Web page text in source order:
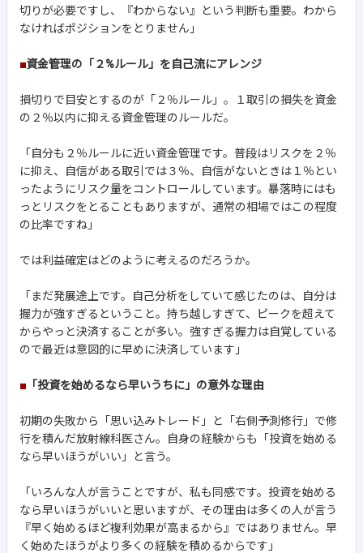
切りが必要ですし、『わからない』という判断も重要。わから
なければポジションをとりません」
■資金管理の「２%ルール」を自己流にアレンジ
損切りで目安とするのが「２％ルール」。１取引の損失を資金
の２％以内に抑える資金管理のルールだ。
「自分も２％ルールに近い資金管理です。普段はリスクを２％
に抑え、自信がある取引では３％、自信がないときは１％とい
ったようにリスク量をコントロールしています。暴落時にはも
っとリスクをとることもありますが、通常の相場ではこの程度
の比率ですね」
では利益確定はどのように考えるのだろうか。
「まだ発展途上です。自己分析をしていて感じたのは、自分は
握力が強すぎるということ。持ち越しすぎて、ピークを超えて
からやっと決済することが多い。強すぎる握力は自覚している
ので最近は意図的に早めに決済しています」
■ 「投資を始めるなら早いうちに」の意外な理由
初期の失敗から「思い込みトレード」と「右側予測修行」で修
行を積んだ放射線科医さん。自身の経験からも「投資を始める
なら早いほうがいい」と言う。
「いろんな人が言うことですが、私も同感です。投資を始める
なら早いほうがいいと思いますが、その理由は多くの人が言う
『早く始めるほど複利効果が高まるから』ではありません。早
く始めたほうがより多くの経験を積めるからです」